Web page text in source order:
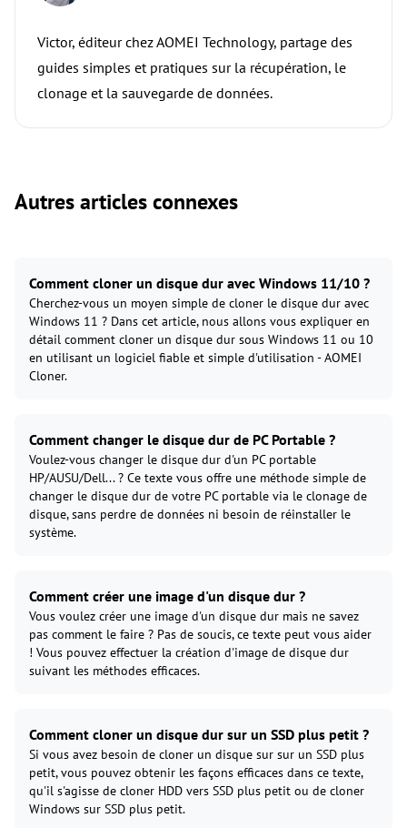
Victor, éditeur chez AOMEI Technology, partage des
guides simples et pratiques sur la récupération, le
clonage et la sauvegarde de données.
Autres articles connexes
Comment cloner un disque dur avec Windows 11/10 ?
Cherchez-vous un moyen simple de cloner le disque dur avec
Windows 11 ? Dans cet article, nous allons vous expliquer en
détail comment cloner un disque dur sous Windows 11 ou 10
en utilisant un logiciel fiable et simple d'utilisation - AOMEI
Cloner.
Comment changer le disque dur de PC Portable ?
Voulez-vous changer le disque dur d'un PC portable
HP/AUSU/Dell... ? Ce texte vous offre une méthode simple de
changer le disque dur de votre PC portable via le clonage de
disque, sans perdre de données ni besoin de réinstaller le
système.
Comment créer une image d'un disque dur ?
Vous voulez créer une image d'un disque dur mais ne savez
pas comment le faire ? Pas de soucis, ce texte peut vous aider
! Vous pouvez effectuer la création d'image de disque dur
suivant les méthodes efficaces.
Comment cloner un disque dur sur un SSD plus petit ?
Si vous avez besoin de cloner un disque sur sur un SSD plus
petit, vous pouvez obtenir les façons efficaces dans ce texte,
qu'il s'agisse de cloner HDD vers SSD plus petit ou de cloner
Windows sur SSD plus petit.